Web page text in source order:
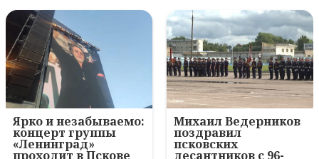
Ярко и незабываемо:
концерт группы
«Ленинград»
проходит в Пскове
Михаил Ведерников
поздравил
псковских
десантников с 96-